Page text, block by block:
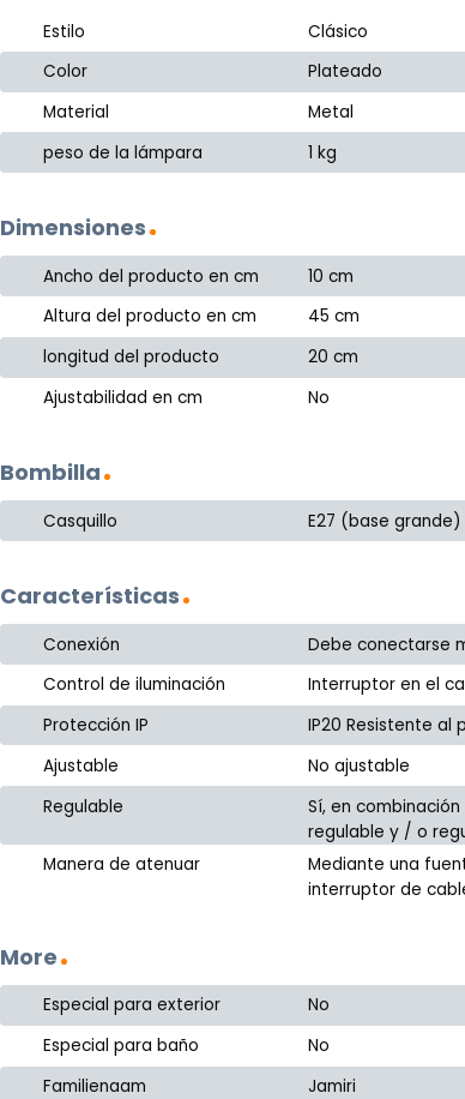
Estilo
Clásico
Color
Plateado
Material
Metal
peso de la lámpara
1 kg
Dimensiones
Ancho del producto en cm
10 cm
Altura del producto en cm
45 cm
longitud del producto
20 cm
Ajustabilidad en cm
No
Bombilla
Casquillo E27 (base grande)
Características
Conexión
Debe conectarse
Control de iluminación
Interruptor en el
Protección IP
IP20 Resistente al
Ajustable
No ajustable
Regulable
Sí, en
regulable y / o
Manera de atenuar
Mediante una
interruptor de
More
Especial para exterior
No
Especial para baño
No
Familienaam
Jamiri